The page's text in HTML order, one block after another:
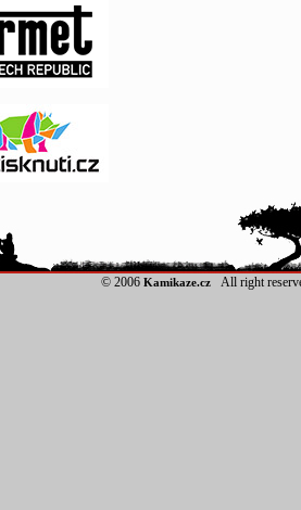
© 2006 Kamikaze.czAll right